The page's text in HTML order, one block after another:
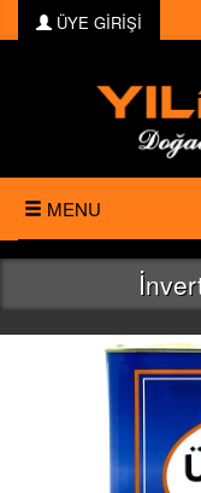
ÜYE GİRİŞİ
MENU